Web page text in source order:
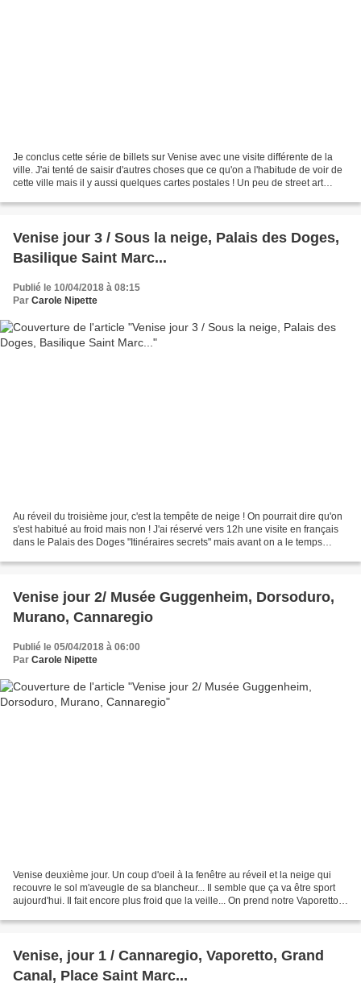
Je conclus cette série de billets sur Venise avec une visite différente de la
ville. J'ai tenté de saisir d'autres choses que ce qu'on a l'habitude de voir de
cette ville mais il y aussi quelques cartes postales ! Un peu de street art
Venise jour 3 / Sous la neige, Palais des Doges,
Basilique Saint Marc...
Publié le 10/04/2018 à 08:15
Par Carole Nipette
Au réveil du troisième jour, c'est la tempête de neige ! On pourrait dire qu'on
s'est habitué au froid mais non ! J'ai réservé vers 12h une visite en français
dans le Palais des Doges "Itinéraires secrets" mais avant on a le temps
Venise jour 2/ Musée Guggenheim, Dorsoduro,
Murano, Cannaregio
Publié le 05/04/2018 à 06:00
Par Carole Nipette
Venise deuxième jour. Un coup d'oeil à la fenêtre au réveil et la neige qui
recouvre le sol m'aveugle de sa blancheur... Il semble que ça va être sport
aujourd'hui. Il fait encore plus froid que la veille... On prend notre Vaporetto
Venise, jour 1 / Cannaregio, Vaporetto, Grand
Canal, Place Saint Marc...